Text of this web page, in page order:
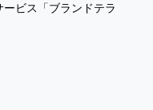
ビス「ブランドテラ